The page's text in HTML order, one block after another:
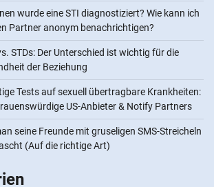
wurde eine STI diagnostiziert? Wie kann ich
Partner anonym benachrichtigen?
STDs: Der Unterschied ist wichtig für die
der Beziehung
Tests auf sexuell übertragbare Krankheiten:
US-Anbieter & Notify Partners
seine Freunde mit gruseligen SMS-Streicheln
(Auf die richtige Art)